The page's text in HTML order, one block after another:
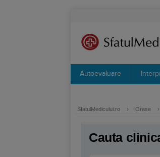
Autoevaluare
SfatulMedicului.ro › Orase ›
Cauta